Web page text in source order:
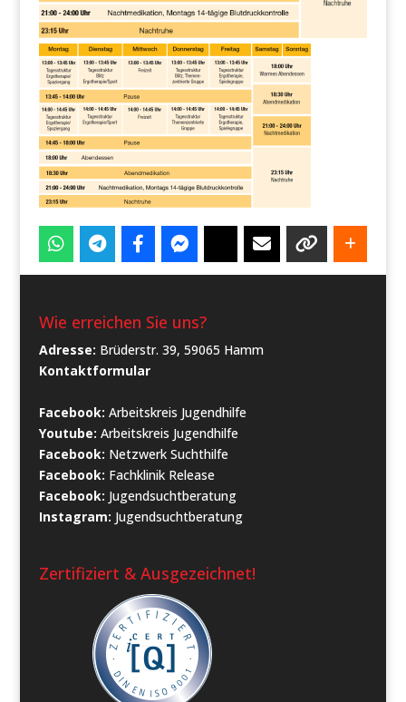
Wie erreichen Sie uns?
Adresse: Brüderstr. 39, 59065 Hamm
Kontaktformular
Facebook: Arbeitskreis Jugendhilfe
Youtube: Arbeitskreis Jugendhilfe
Facebook: Netzwerk Suchthilfe
Facebook: Fachklinik Release
Facebook: Jugendsuchtberatung
Instagram: Jugendsuchtberatung
Zertifiziert & Ausgezeichnet!